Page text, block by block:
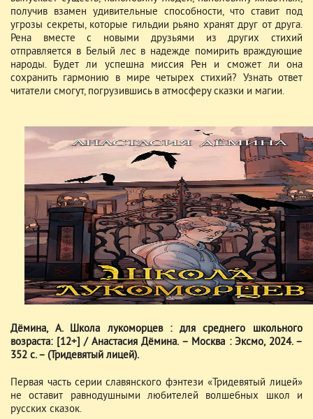
получив взамен удивительные способности, что ставит под
угрозы секреты, которые гильдии рьяно хранят друг от друга.
Рена вместе с новыми друзьями из других стихий
отправляется в Белый лес в надежде помирить враждующие
народы. Будет ли успешна миссия Рен и сможет ли она
сохранить гармонию в мире четырех стихий? Узнать ответ
читатели смогут, погрузившись в атмосферу сказки и магии.
Дёмина, А. Школа лукоморцев : для среднего школьного
возраста: [12+] / Анастасия Дёмина. – Москва : Эксмо, 2024. –
352 с. – (Тридевятый лицей).
Первая часть серии славянского фэнтези «Тридевятый лицей»
не оставит равнодушными любителей волшебных школ и
русских сказок.